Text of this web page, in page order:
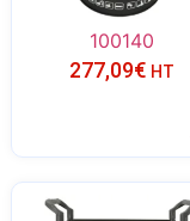
100140
277,09€ HT